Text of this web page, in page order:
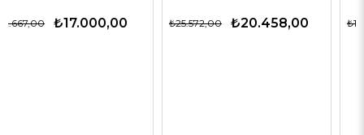
₺20.458,00
₺25.572,00 ₺9.339,00
₺13.342,00